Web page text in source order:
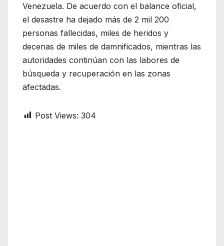
Venezuela. De acuerdo con el balance oficial,
el desastre ha dejado más de 2 mil 200
personas fallecidas, miles de heridos y
decenas de miles de damnificados, mientras las
autoridades continúan con las labores de
búsqueda y recuperación en las zonas
afectadas.
Post Views: 304